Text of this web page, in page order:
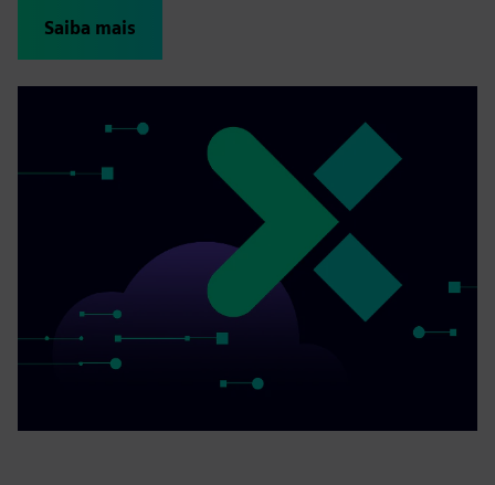
Saiba mais